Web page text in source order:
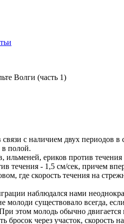
Волги (часть 1)
с наличием двух периодов
в полой.
ериков против
течения - 1,5 см/сек, причем
где скорость течения на
наблюдался нами
молоди существовало всегда,
этом молодь обычно
бросок через участок,